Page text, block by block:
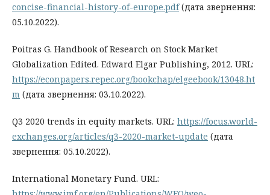
concise-financial-history-of-europe.pdf(дата звернення:
05.10.2022).
Poitras G. Handbook of Research on Stock Market
Globalization Edited. Edward Elgar Publishing, 2012. URL:
https://econpapers.repec.org/bookchap/elgeebook/13048.ht
m (дата звернення: 03.10.2022).
Q3 2020 trends in equity markets. URL: https://focus.world-
exchanges.org/articles/q3-2020-market-update (дата
звернення: 05.10.2022).
International Monetary Fund. URL: